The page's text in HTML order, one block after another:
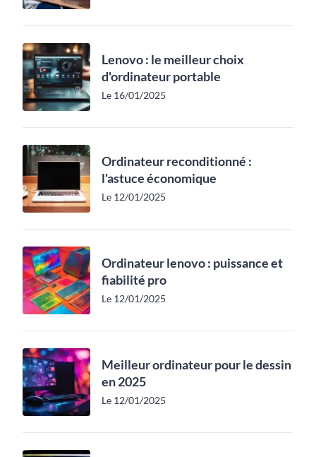
Lenovo : le meilleur choix
d'ordinateur portable
Le 16/01/2025
Ordinateur reconditionné :
l'astuce économique
Le 12/01/2025
Ordinateur lenovo : puissance et
fiabilité pro
Le 12/01/2025
Meilleur ordinateur pour le dessin
en 2025
Le 12/01/2025